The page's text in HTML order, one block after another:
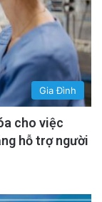
Gia Đình
cho việc
hỗ trợ người